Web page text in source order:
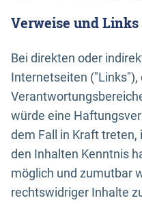
Verweise und Links
Bei direkten oder
Internetseiten
würde eine
dem Fall in Kraft treten,
den Inhalten Kenntnis
möglich und zumutbar
rechtswidriger Inhalte